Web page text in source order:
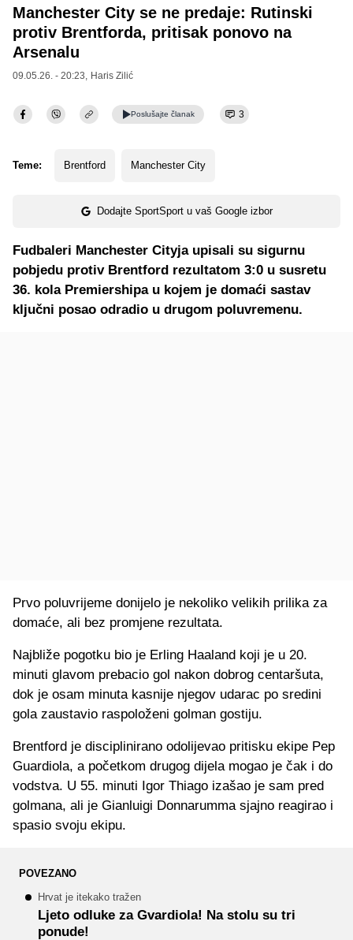
Manchester City se ne predaje: Rutinski
protiv Brentforda, pritisak ponovo na
Arsenalu
09.05.26. - 20:23, Haris Zilić
Poslušajte članak 3
Teme: Brentford Manchester City
Dodajte SportSport u vaš Google izbor
Fudbaleri Manchester Cityja upisali su sigurnu
pobjedu protiv Brentford rezultatom 3:0 u susretu
36. kola Premiershipa u kojem je domaći sastav
ključni posao odradio u drugom poluvremenu.
Prvo poluvrijeme donijelo je nekoliko velikih prilika za
domaće, ali bez promjene rezultata.
Najbliže pogotku bio je Erling Haaland koji je u 20.
minuti glavom prebacio gol nakon dobrog centaršuta,
dok je osam minuta kasnije njegov udarac po sredini
gola zaustavio raspoloženi golman gostiju.
Brentford je disciplinirano odolijevao pritisku ekipe Pep
Guardiola, a početkom drugog dijela mogao je čak i do
vodstva. U 55. minuti Igor Thiago izašao je sam pred
golmana, ali je Gianluigi Donnarumma sjajno reagirao i
spasio svoju ekipu.
POVEZANO
Hrvat je itekako tražen
Ljeto odluke za Gvardiola! Na stolu su tri
ponude!